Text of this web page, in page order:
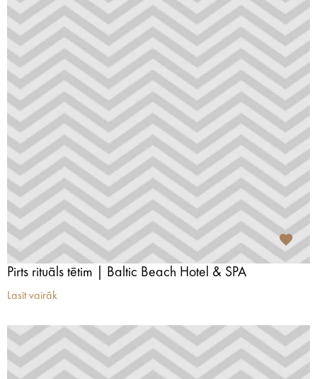
Pirts rituāls tētim | Baltic Beach Hotel & SPA
Lasīt vairāk